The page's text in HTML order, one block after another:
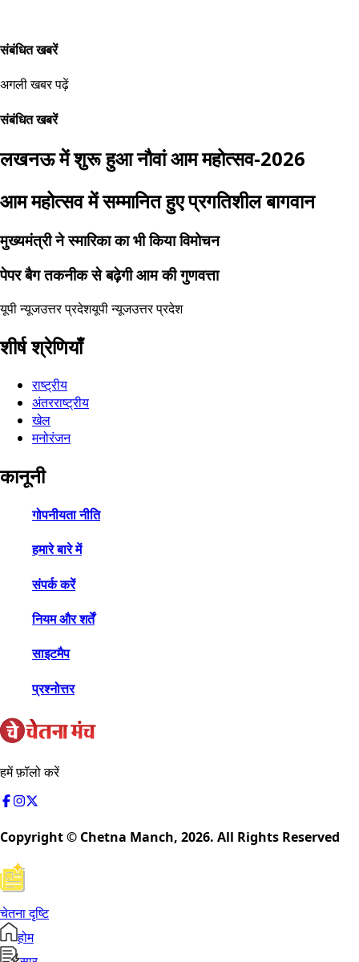
संबंधित खबरें
अगली खबर पढ़ें
संबंधित खबरें
लखनऊ में शुरू हुआ नौवां आम महोत्सव-2026
आम महोत्सव में सम्मानित हुए प्रगतिशील बागवान
मुख्यमंत्री ने स्मारिका का भी किया विमोचन
पेपर बैग तकनीक से बढ़ेगी आम की गुणवत्ता
यूपी न्यूजउत्तर प्रदेशयूपी न्यूजउत्तर प्रदेश
शीर्ष श्रेणियाँ
राष्ट्रीय
अंतरराष्ट्रीय
खेल
मनोरंजन
कानूनी
गोपनीयता नीति
हमारे बारे में
संपर्क करें
नियम और शर्तें
साइटमैप
प्रश्नोत्तर
हमें फ़ॉलो करें
Copyright © Chetna Manch, 2026. All Rights Reserved
चेतना दृष्टि
होम